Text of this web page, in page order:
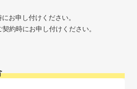
お申し付けください。